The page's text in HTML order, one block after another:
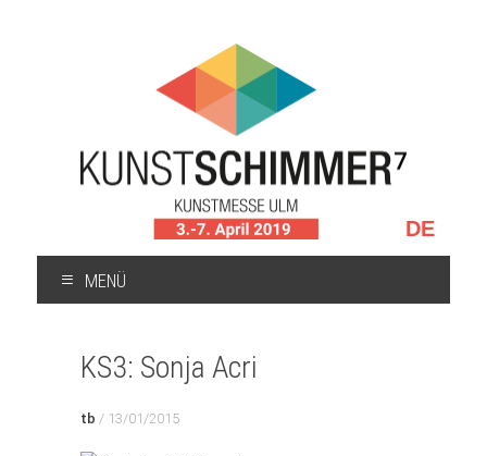
Sprache
auswählen
MENÜ
SPRINGEN
KS3: Sonja Acri
tb / 13/01/2015